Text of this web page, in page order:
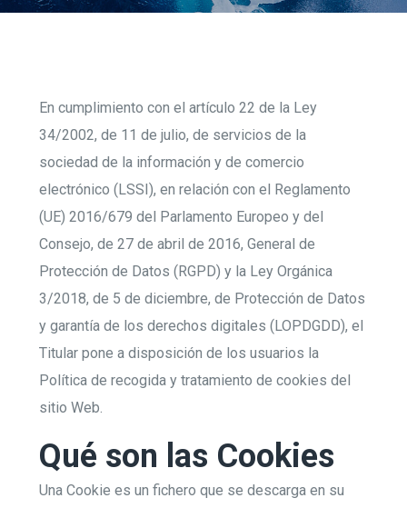
En cumplimiento con el artículo 22 de la Ley
34/2002, de 11 de julio, de servicios de la
sociedad de la información y de comercio
electrónico (LSSI), en relación con el Reglamento
(UE) 2016/679 del Parlamento Europeo y del
Consejo, de 27 de abril de 2016, General de
Protección de Datos (RGPD) y la Ley Orgánica
3/2018, de 5 de diciembre, de Protección de Datos
y garantía de los derechos digitales (LOPDGDD), el
Titular pone a disposición de los usuarios la
Política de recogida y tratamiento de cookies del
sitio Web.
Qué son las Cookies
Una Cookie es un fichero que se descarga en su